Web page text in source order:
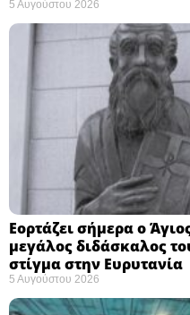
5 Αυγούστου 2026
Εορτάζει σήμερα ο
μεγάλος διδάσκαλος
στίγμα στην Ευρυτανία
5 Αυγούστου 2026